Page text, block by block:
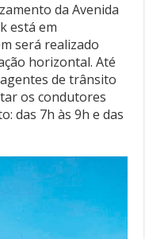
da Avenida
está em
será realizado
horizontal. Até
de trânsito
os condutores
das 7h às 9h e das